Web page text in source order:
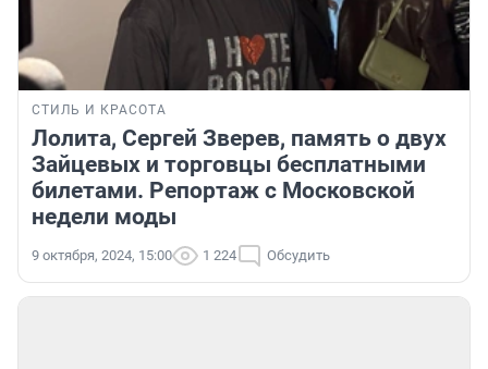
СТИЛЬ И КРАСОТА
Лолита, Сергей Зверев, память о двух
Зайцевых и торговцы бесплатными
билетами. Репортаж с Московской
недели моды
9 октября, 2024, 15:00 1 224 Обсудить